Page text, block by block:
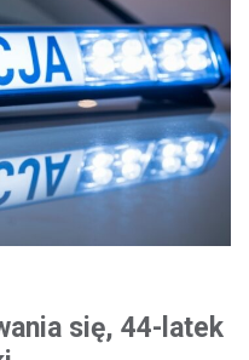
się, 44-latek